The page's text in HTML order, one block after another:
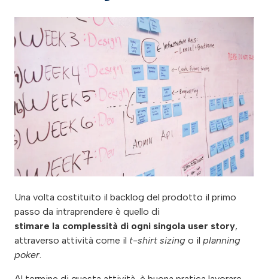
Una volta costituito il backlog del prodotto il primo
passo da intraprendere è quello di
stimare la complessità di ogni singola user story,
attraverso attività come il t-shirt sizing o il planning
poker.